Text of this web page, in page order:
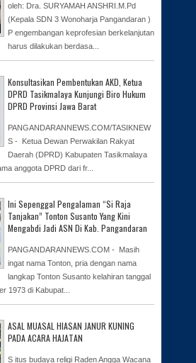
oleh: Dra. SURYAMAH ANSHRI.M.Pd
(Kepala SDN 3 Wonoharja Pangandaran )
P engembangan keprofesian berkelanjutan
harus dilakukan berdasa...
Konsultasikan Pembentukan AKD, Ketua
DPRD Tasikmalaya Kunjungi Biro Hukum
DPRD Provinsi Jawa Barat
PANGANDARANNEWS.COM/TASIKNEW
S - Ketua Dewan Perwakilan Rakyat
Daerah (DPRD) Kabupaten Tasikmalaya
anggota DPRD dari fr...
Ini Sepenggal Pengalaman “Si Raja
Tanjakan” Tonton Susanto Yang Kini
Mengabdi Jadi ASN Di Kab. Pangandaran
PANGANDARANNEWS.COM - Masih
ingat nama Tonton, pria dengan nama
langkap Tonton Susanto kelahiran tanggal
1973 di Kabupat...
ASAL MUASAL HIASAN JANUR KUNING
PADA ACARA HAJATAN
S itus budaya religi Raden Angga Wacana